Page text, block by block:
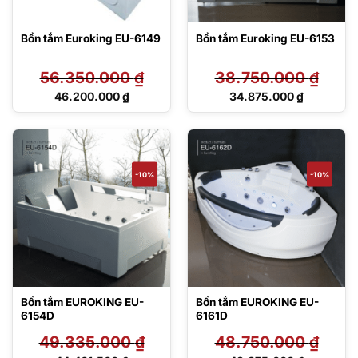
Bồn tắm Euroking EU-6149
56.350.000₫
Giá
56.350.000 ₫.
46.200.000₫
Giá
tại
là:
46.200.000 ₫.
Bồn tắm Euroking EU-6153
38.750.000₫
Giá
38.750.000 ₫.
34.875.000₫
Giá
34.875.000 ₫.
-10%
Bồn tắm EUROKING EU-
6154D
49.335.000₫
-10%
Bồn tắm EUROKING EU-
6161D
48.750.000₫